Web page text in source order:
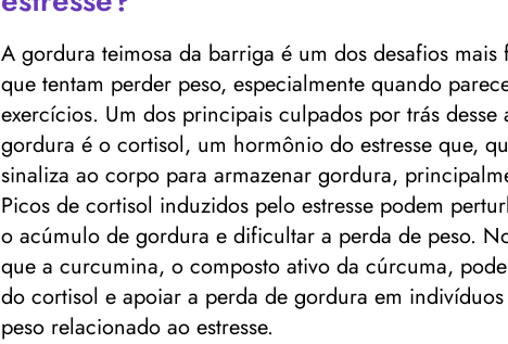
A gordura teimosa da barriga é um dos desafios mais
que tentam perder peso, especialmente quando
exercícios. Um dos principais culpados por trás desse
gordura é o cortisol, um hormônio do estresse que,
sinaliza ao corpo para armazenar gordura,
Picos de cortisol induzidos pelo estresse podem
o acúmulo de gordura e dificultar a perda de peso.
que a curcumina, o composto ativo da cúrcuma,
do cortisol e apoiar a perda de gordura em
peso relacionado ao estresse.